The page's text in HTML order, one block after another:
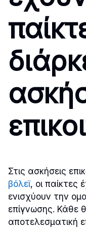
Στις ασκήσεις
βόλεϊ, οι παίκτες
ενισχύουν την
επίγνωσης. Κάθε
αποτελεσματική